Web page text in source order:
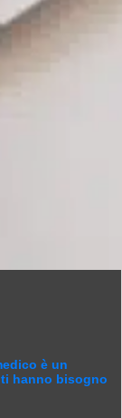
è un
hanno bisogno